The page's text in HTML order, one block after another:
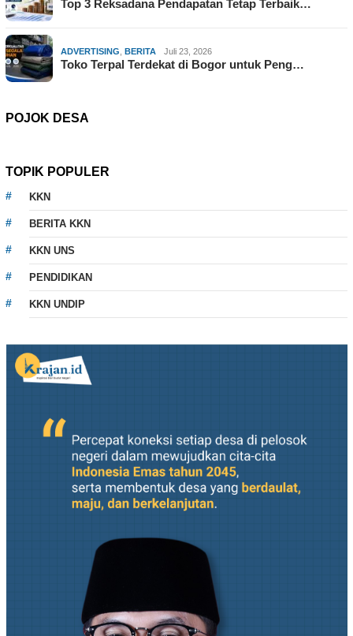
Top 3 Reksadana Pendapatan Tetap Terbaik…
ADVERTISING BERITA Juli 23, 2026
Toko Terpal Terdekat di Bogor untuk Peng…
POJOK DESA
TOPIK POPULER
KKN
BERITA KKN
KKN UNS
PENDIDIKAN
KKN UNDIP